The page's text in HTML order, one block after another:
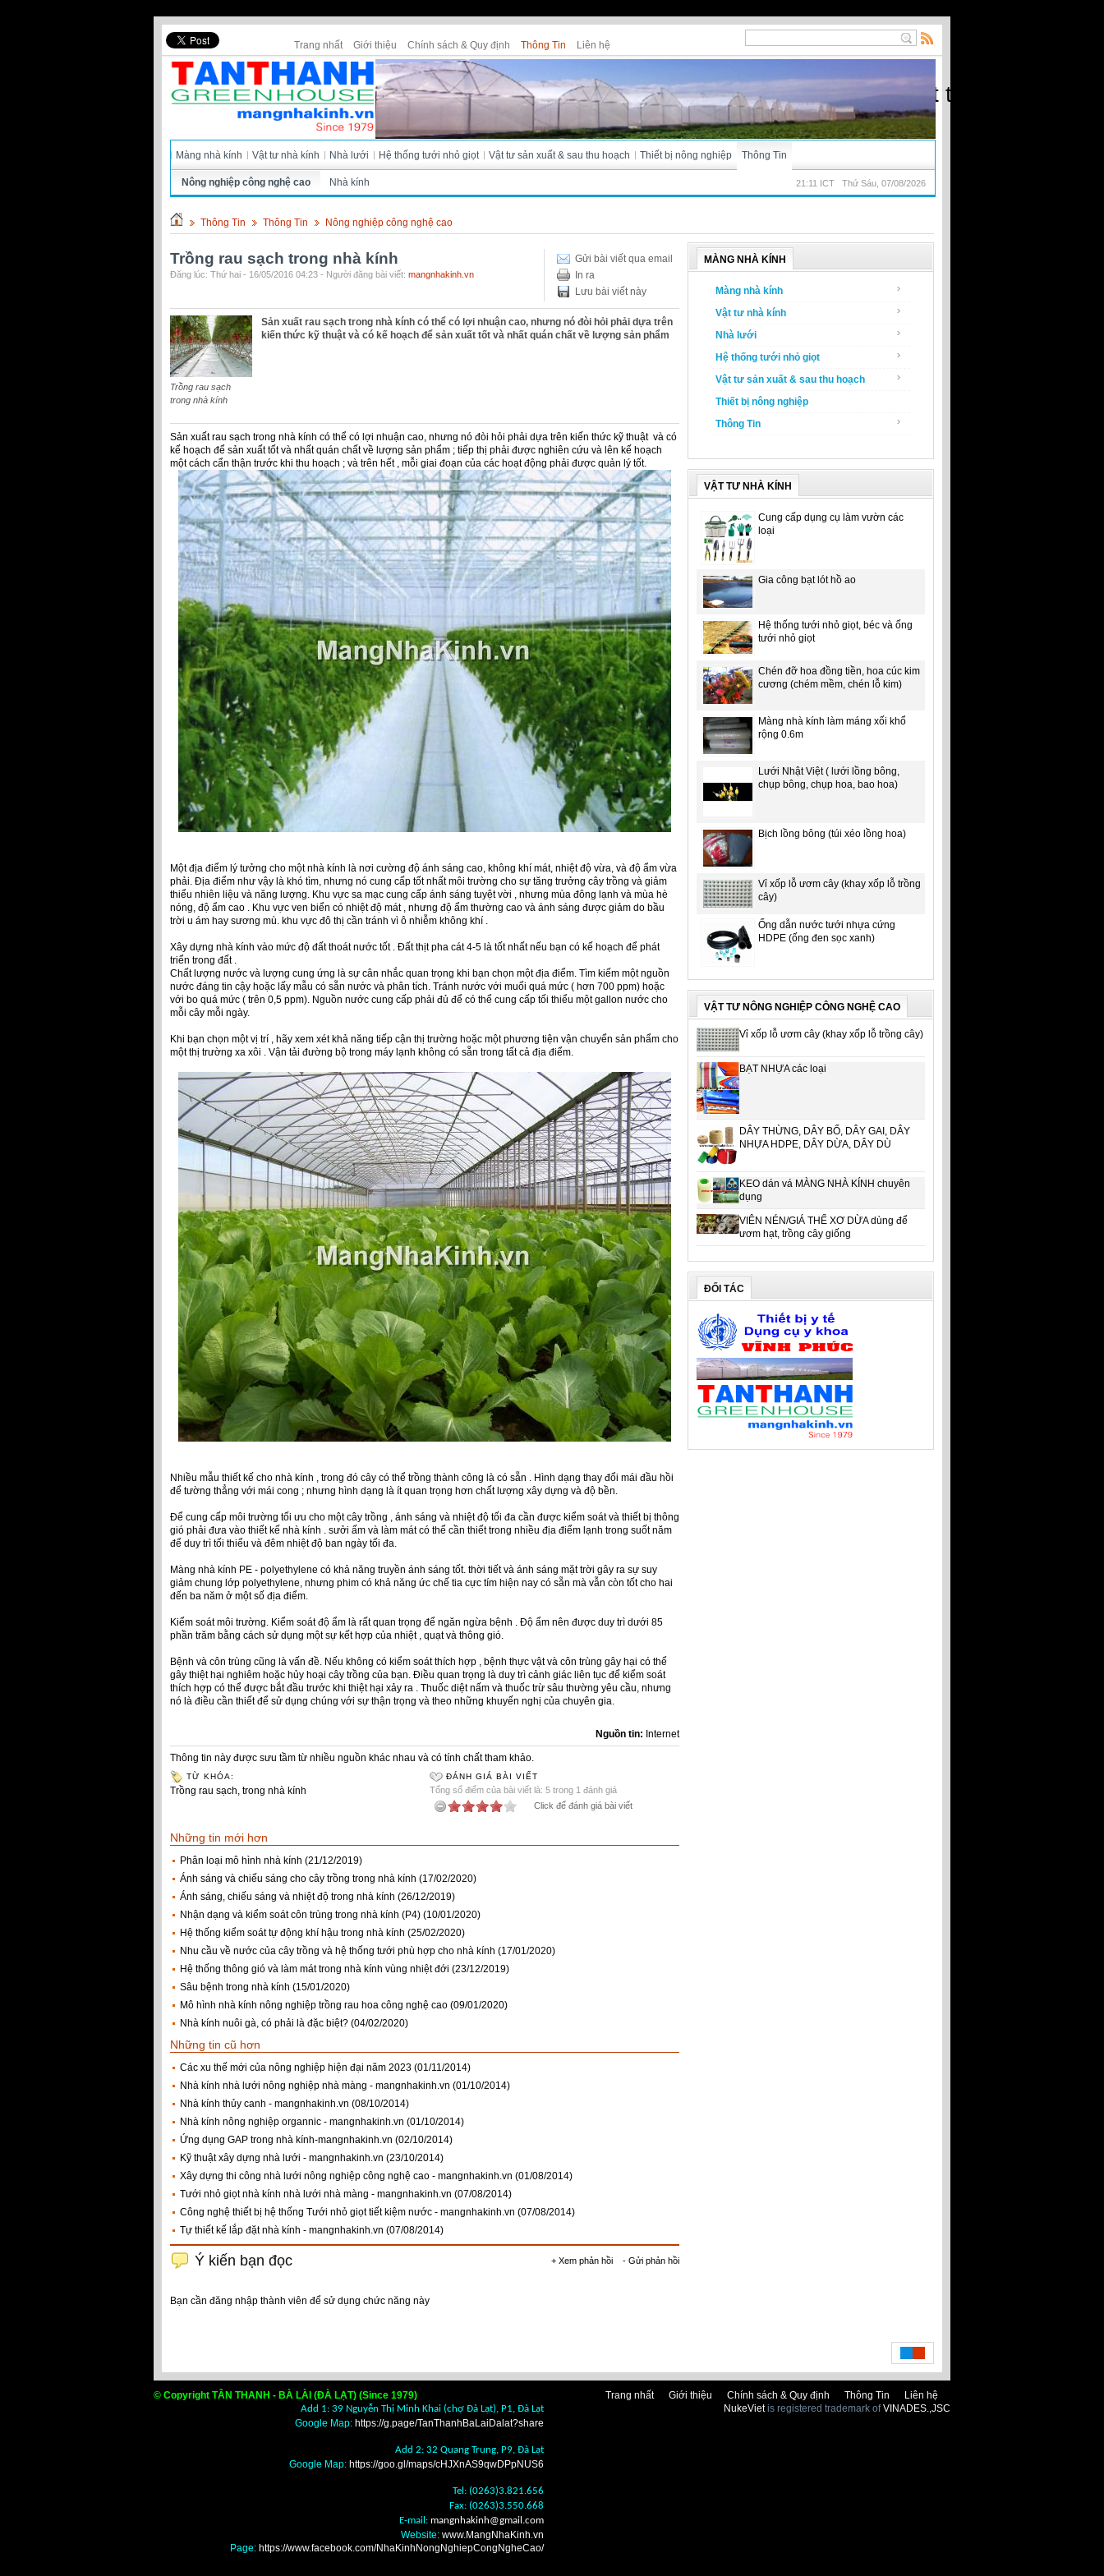
Trang nhất Giới thiệu Chính sách & Quy định Thông Tin Liên hệ
Cửa hàng Tân Thanh - Bà Lài (Đà Lạt) - Nhà kính, vật tư nông nghiệp
Màng nhà kính Vật tư nhà kính Nhà lưới Hệ thống tưới nhỏ giọt Vật tư sản xuất & sau thu hoạch Thiết bị nông nghiệp Thông Tin
Nông nghiệp công nghệ cao Nhà kính 21:11 ICT Thứ Sáu, 07/08/2026
Thông Tin Thông Tin Nông nghiệp công nghệ cao
Gửi bài viết qua email
In ra
Lưu bài viết này
Trồng rau sạch trong nhà kính
Đăng lúc: Thứ hai - 16/05/2016 04:23 - Người đăng bài viết: mangnhakinh.vn
Trồng rau sạch
trong nhà kính
Sản xuất rau sạch trong nhà kính có thể có lợi nhuận cao, nhưng nó đòi hỏi phải dựa trên
kiến ​​thức kỹ thuật và có kế hoạch để sản xuất tốt và nhất quán chất về lượng sản phẩm
Sản xuất rau sạch trong nhà kính có thể có lợi nhuận cao, nhưng nó đòi hỏi phải dựa trên kiến ​​thức kỹ thuật và có
kế hoạch để sản xuất tốt và nhất quán chất về lượng sản phẩm ; tiếp thị phải được nghiên cứu và lên kế hoạch
một cách cẩn thận trước khi thu hoạch ; và trên hết , mỗi giai đoạn của các hoạt động phải được quản lý tốt.
Một địa điểm lý tưởng cho một nhà kính là nơi cường độ ánh sáng cao, không khí mát, nhiệt độ vừa, và độ ẩm vừa
phải. Địa điểm như vậy là khó tìm, nhưng nó cung cấp tốt nhất môi trường cho sự tăng trưởng cây trồng và giảm
thiểu nhiên liệu và năng lượng. Khu vực sa mạc cung cấp ánh sáng tuyệt vời , nhưng mùa đông lạnh và mùa hè
nóng, độ ẩm cao . Khu vực ven biển có nhiệt độ mát , nhưng độ ẩm thường cao và ánh sáng được giảm do bầu
trời u ám hay sương mù. khu vực đô thị cần tránh vì ô nhiễm không khí .
Xây dựng nhà kính vào mức độ đất thoát nước tốt . Đất thịt pha cát 4-5 là tốt nhất nếu bạn có kế hoạch để phát
triển trong đất .
Chất lượng nước và lượng cung ứng là sự cân nhắc quan trọng khi bạn chọn một địa điểm. Tìm kiếm một nguồn
nước đáng tin cậy hoặc lấy mẫu có sẵn nước và phân tích. Tránh nước với muối quá mức ( hơn 700 ppm) hoặc
với bo quá mức ( trên 0,5 ppm). Nguồn nước cung cấp phải đủ để có thể cung cấp tối thiểu một gallon nước cho
mỗi cây mỗi ngày.
Khi bạn chọn một vị trí , hãy xem xét khả năng tiếp cận thị trường hoặc một phương tiện vận chuyển sản phẩm cho
một thị trường xa xôi . Vận tải đường bộ trong máy lạnh không có sẵn trong tất cả địa điểm.
Nhiều mẫu thiết kế cho nhà kính , trong đó cây có thể trồng thành công là có sẵn . Hình dạng thay đổi mái đầu hồi
để tường thẳng với mái cong ; nhưng hình dạng là ít quan trọng hơn chất lượng xây dựng và độ bền.
Để cung cấp môi trường tối ưu cho một cây trồng , ánh sáng và nhiệt độ tối đa cần được kiểm soát và thiết bị thông
gió phải đưa vào thiết kế nhà kính . sưởi ấm và làm mát có thể cần thiết trong nhiều địa điểm lạnh trong suốt năm
để duy trì tối thiểu và đêm nhiệt độ ban ngày tối đa.
Màng nhà kính PE - polyethylene có khả năng truyền ánh sáng tốt. thời tiết và ánh sáng mặt trời gây ra sự suy
giảm chung lớp polyethylene, nhưng phim có khả năng ức chế tia cực tím hiện nay có sẵn mà vẫn còn tốt cho hai
đến ba năm ở một số địa điểm.
Kiểm soát môi trường. Kiểm soát độ ẩm là rất quan trọng để ngăn ngừa bệnh . Độ ẩm nên được duy trì dưới 85
phần trăm bằng cách sử dụng một sự kết hợp của nhiệt , quạt và thông gió.
Bệnh và côn trùng cũng là vấn đề. Nếu không có kiểm soát thích hợp , bệnh thực vật và côn trùng gây hại có thể
gây thiệt hại nghiêm hoặc hủy hoại cây trồng của bạn. Điều quan trọng là duy trì cảnh giác liên tục để kiểm soát
thích hợp có thể được bắt đầu trước khi thiệt hại xảy ra . Thuốc diệt nấm và thuốc trừ sâu thường yêu cầu, nhưng
nó là điều cần thiết để sử dụng chúng với sự thận trọng và theo những khuyến nghị của chuyên gia.
Nguồn tin: Internet
Thông tin này được sưu tầm từ nhiều nguồn khác nhau và có tính chất tham khảo.
TỪ KHÓA:
Trồng rau sạch, trong nhà kính
ĐÁNH GIÁ BÀI VIẾT
Tổng số điểm của bài viết là: 5 trong 1 đánh giá
Click để đánh giá bài viết
Những tin mới hơn
Phân loại mô hình nhà kính (21/12/2019)
Ánh sáng và chiếu sáng cho cây trồng trong nhà kính (17/02/2020)
Ánh sáng, chiếu sáng và nhiệt độ trong nhà kính (26/12/2019)
Nhận dạng và kiểm soát côn trùng trong nhà kính (P4) (10/01/2020)
Hệ thống kiểm soát tự động khí hậu trong nhà kính (25/02/2020)
Nhu cầu về nước của cây trồng và hệ thống tưới phù hợp cho nhà kính (17/01/2020)
Hệ thống thông gió và làm mát trong nhà kính vùng nhiệt đới (23/12/2019)
Sâu bệnh trong nhà kính (15/01/2020)
Mô hình nhà kính nông nghiệp trồng rau hoa công nghệ cao (09/01/2020)
Nhà kính nuôi gà, có phải là đặc biệt? (04/02/2020)
Những tin cũ hơn
Các xu thế mới của nông nghiệp hiện đại năm 2023 (01/11/2014)
Nhà kính nhà lưới nông nghiệp nhà màng - mangnhakinh.vn (01/10/2014)
Nhà kính thủy canh - mangnhakinh.vn (08/10/2014)
Nhà kính nông nghiệp organnic - mangnhakinh.vn (01/10/2014)
Ứng dụng GAP trong nhà kính-mangnhakinh.vn (02/10/2014)
Kỹ thuật xây dựng nhà lưới - mangnhakinh.vn (23/10/2014)
Xây dựng thi công nhà lưới nông nghiệp công nghệ cao - mangnhakinh.vn (01/08/2014)
Tưới nhỏ giọt nhà kính nhà lưới nhà màng - mangnhakinh.vn (07/08/2014)
Công nghệ thiết bị hệ thống Tưới nhỏ giọt tiết kiệm nước - mangnhakinh.vn (07/08/2014)
Tự thiết kế lắp đặt nhà kính - mangnhakinh.vn (07/08/2014)
+ Xem phản hồi - Gửi phản hồi
Ý kiến bạn đọc
Bạn cần đăng nhập thành viên để sử dụng chức năng này
MÀNG NHÀ KÍNH
Màng nhà kính
Vật tư nhà kính
Nhà lưới
Hệ thống tưới nhỏ giọt
Vật tư sản xuất & sau thu hoạch
Thiết bị nông nghiệp
Thông Tin
VẬT TƯ NHÀ KÍNH
Cung cấp dụng cụ làm vườn các
loại
Gia công bạt lót hồ ao
Hệ thống tưới nhỏ giọt, béc và ống
tưới nhỏ giọt
Chén đỡ hoa đồng tiền, hoa cúc kim
cương (chém mềm, chén lỗ kim)
Màng nhà kính làm máng xối khổ
rộng 0.6m
Lưới Nhật Việt ( lưới lồng bông,
chụp bông, chụp hoa, bao hoa)
Bịch lồng bông (túi xéo lồng hoa)
Vỉ xốp lỗ ươm cây (khay xốp lỗ trồng
cây)
Ống dẫn nước tưới nhựa cứng
HDPE (ống đen sọc xanh)
VẬT TƯ NÔNG NGHIỆP CÔNG NGHỆ CAO
Vỉ xốp lỗ ươm cây (khay xốp lỗ trồng cây)
BẠT NHỰA các loại
DÂY THỪNG, DÂY BỐ, DÂY GAI, DÂY
NHỰA HDPE, DÂY DỪA, DÂY DÙ
KEO dán vá MÀNG NHÀ KÍNH chuyên
dụng
VIÊN NÉN/GIÁ THỂ XƠ DỪA dùng để
ươm hạt, trồng cây giống
ĐỐI TÁC
© Copyright TÂN THANH - BÀ LÀI (ĐÀ LẠT) (Since 1979)
Add 1: 39 Nguyễn Thị Minh Khai (chợ Đà Lạt), P1, Đà Lạt
Google Map: https://g.page/TanThanhBaLaiDalat?share
Add 2: 32 Quang Trung, P9, Đà Lạt
Google Map: https://goo.gl/maps/cHJXnAS9qwDPpNUS6
Tel: (0263)3.821.656
Fax: (0263)3.550.668
E-mail: mangnhakinh@gmail.com
Website: www.MangNhaKinh.vn
Page: https://www.facebook.com/NhaKinhNongNghiepCongNgheCao/
Trang nhất Giới thiệu Chính sách & Quy định Thông Tin
Liên hệ
NukeVietis registered trademark ofVINADES.,JSC